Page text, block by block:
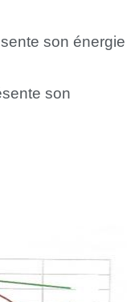
son énergie
son